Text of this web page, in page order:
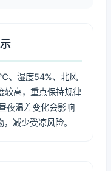
、湿度54%、北风
较高，重点保持规律
夜温差变化会影响
减少受凉风险。